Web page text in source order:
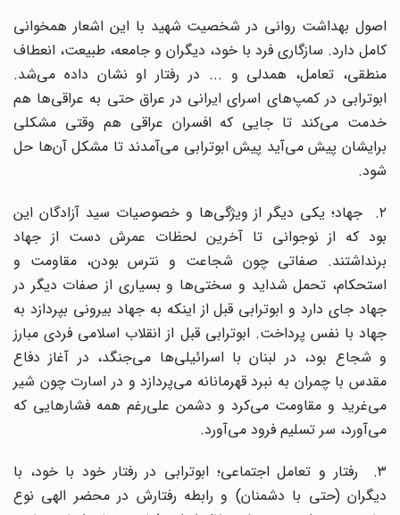
اصول بهداشت روانی در شخصیت شهید با این اشعار همخوانی
کامل دارد. سازگاری فرد با خود، دیگران و جامعه، طبیعت، انعطاف
منطقی، تعامل، همدلی و ... در رفتار او نشان داده می‌شد.
ابوترابی در کمپ‌های اسرای ایرانی در عراق حتی به عراقی‌ها هم
خدمت می‌کند تا جایی که افسران عراقی هم وقتی مشکلی
برایشان پیش می‌آید پیش ابوترابی می‌آمدند تا مشکل آن‌ها حل
شود.
۲. جهاد؛ یکی دیگر از ویژگی‌ها و خصوصیات سید آزادگان این
بود که از نوجوانی تا آخرین لحظات عمرش دست از جهاد
برنداشتند. صفاتی چون شجاعت و نترس بودن، مقاومت و
استحکام، تحمل شداید و سختی‌ها و بسیاری از صفات دیگر در
جهاد جای دارد و ابوترابی قبل از اینکه به جهاد بیرونی بپردازد به
جهاد با نفس پرداخت. ابوترابی قبل از انقلاب اسلامی فردی مبارز
و شجاع بود، در لبنان با اسرائیلی‌ها می‌جنگد، در آغاز دفاع
مقدس با چمران به نبرد قهرمانانه می‌پردازد و در اسارت چون شیر
می‌غرید و مقاومت می‌کرد و دشمن علی‌رغم همه فشارهایی که
می‌آورد، سر تسلیم فرود می‌آورد.
۳. رفتار و تعامل اجتماعی؛ ابوترابی در رفتار خود با خود، با
دیگران (حتی با دشمنان) و رابطه رفتارش در محضر الهی نوع